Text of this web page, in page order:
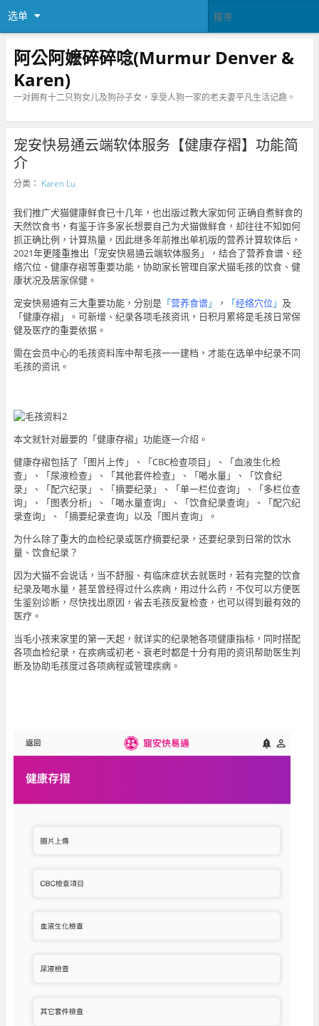
选单
阿公阿嬷碎碎唸(Murmur Denver &
Karen)
一对拥有十二只狗女儿及狗孙子女，享受人狗一家的老夫妻平凡生活记趣。
宠安快易通云端软体服务【健康存褶】功能简
介
分类： Karen Lu
我们推广犬猫健康鲜食已十几年，也出版过教大家如何 正确自煮鲜食的
天然饮食书，有鉴于许多家长想要自己为犬猫做鲜食，却往往不知如何
抓正确比例，计算热量，因此继多年前推出单机版的营养计算软体后，
2021年更隆重推出「宠安快易通云端软体服务」，结合了营养食谱、经
络穴位、健康存褶等重要功能，协助家长管理自家犬猫毛孩的饮食、健
康状况及居家保健。
宠安快易通有三大重要功能，分别是「营养食谱」 ， 「经络穴位 」 及
「健康存褶」。可新增、纪录各项毛孩资讯，日积月累将是毛孩日常保
健及医疗的重要依据。
需在会员中心的毛孩资料库中帮毛孩一一建档，才能在选单中纪录不同
毛孩的资讯。
本文就针对最要的「健康存褶」功能逐一介绍。
健康存褶包括了「图片上传」、「CBC检查项目」、「血液生化检
查」、「尿液检查」、「其他套件检查」、「喝水量」、「饮食纪
录」、「配穴纪录」、「摘要纪录」、「单一栏位查询」、「多栏位查
询」、「图表分析」、「喝水量查询」、「饮食纪录查询」、「配穴纪
录查询」、「摘要纪录查询」以及「图片查询」。
为什么除了重大的血检纪录或医疗摘要纪录，还要纪录到日常的饮水
量、饮食纪录？
因为犬猫不会说话，当不舒服、有临床症状去就医时，若有完整的饮食
纪录及喝水量，甚至曾经得过什么疾病，用过什么药，不仅可以方便医
生鉴别诊断，尽快找出原因，省去毛孩反复检查，也可以得到最有效的
医疗。
当毛小孩来家里的第一天起，就详实的纪录牠各项健康指标，同时搭配
各项血检纪录，在疾病或初老、衰老时都是十分有用的资讯帮助医生判
断及协助毛孩度过各项病程或管理疾病。